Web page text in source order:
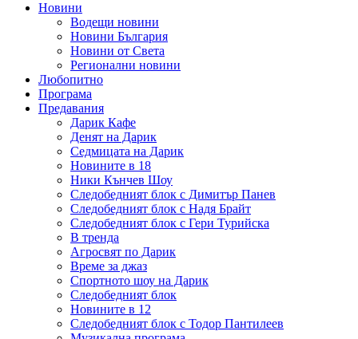
Новини
Водещи новини
Новини България
Новини от Света
Регионални новини
Любопитно
Програма
Предавания
Дарик Кафе
Денят на Дарик
Седмицата на Дарик
Новините в 18
Ники Кънчев Шоу
Следобедният блок с Димитър Панев
Следобедният блок с Надя Брайт
Следобедният блок с Гери Турийска
В тренда
Агросвят по Дарик
Време за джаз
Спортното шоу на Дарик
Следобедният блок
Новините в 12
Следобедният блок с Тодор Пантилеев